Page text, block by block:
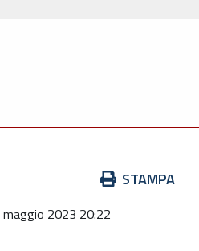
STAMPA
maggio 2023 20:22